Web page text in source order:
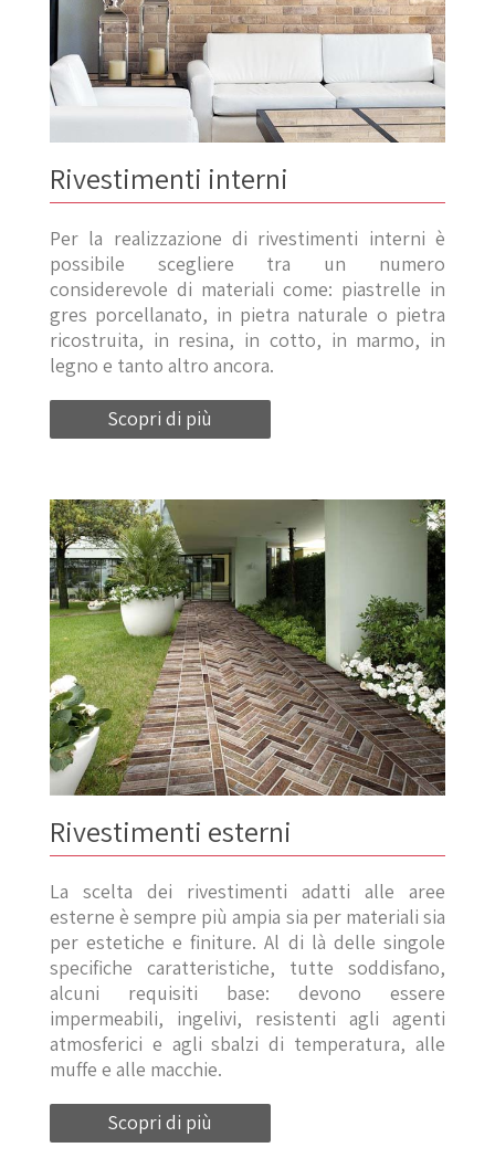
Rivestimenti interni
Per la realizzazione di rivestimenti interni è
possibile scegliere tra un numero
considerevole di materiali come: piastrelle in
gres porcellanato, in pietra naturale o pietra
ricostruita, in resina, in cotto, in marmo, in
legno e tanto altro ancora.
Scopri di più
Rivestimenti esterni
La scelta dei rivestimenti adatti alle aree
esterne è sempre più ampia sia per materiali sia
per estetiche e finiture. Al di là delle singole
specifiche caratteristiche, tutte soddisfano,
alcuni requisiti base: devono essere
impermeabili, ingelivi, resistenti agli agenti
atmosferici e agli sbalzi di temperatura, alle
muffe e alle macchie.
Scopri di più